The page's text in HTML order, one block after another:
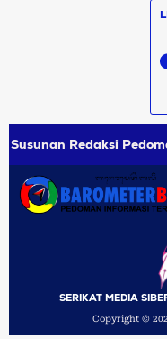
Susunan Redaksi
SERIKAT MEDIA
Copyright ©